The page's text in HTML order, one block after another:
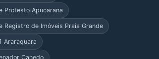
Protesto Apucarana
Registro de Imóveis Praia Grande
Araraquara
Canedo